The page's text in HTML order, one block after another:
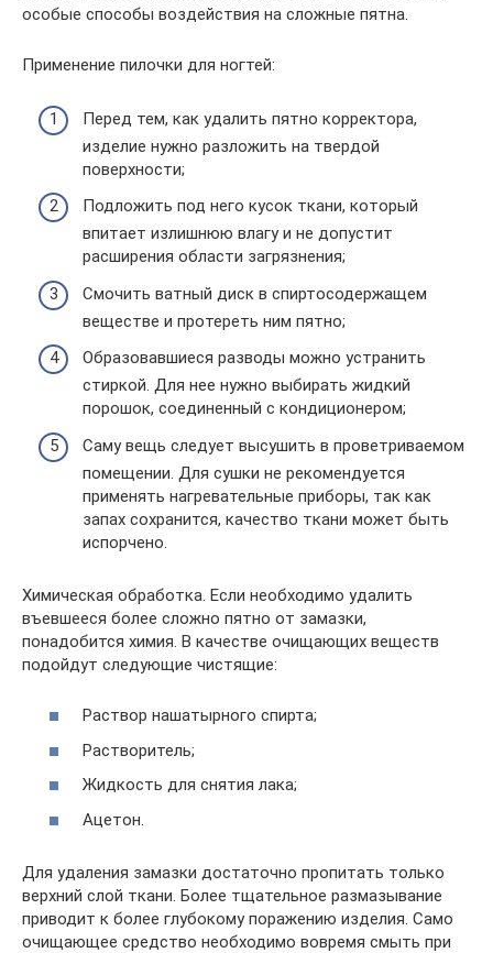
особые способы воздействия на сложные пятна.
Применение пилочки для ногтей:
Перед тем, как удалить пятно корректора,
изделие нужно разложить на твердой
поверхности;
Подложить под него кусок ткани, который
впитает излишнюю влагу и не допустит
расширения области загрязнения;
Смочить ватный диск в спиртосодержащем
веществе и протереть ним пятно;
Образовавшиеся разводы можно устранить
стиркой. Для нее нужно выбирать жидкий
порошок, соединенный с кондиционером;
Саму вещь следует высушить в проветриваемом
помещении. Для сушки не рекомендуется
применять нагревательные приборы, так как
запах сохранится, качество ткани может быть
испорчено.
Химическая обработка. Если необходимо удалить
въевшееся более сложно пятно от замазки,
понадобится химия. В качестве очищающих веществ
подойдут следующие чистящие:
Раствор нашатырного спирта;
Растворитель;
Жидкость для снятия лака;
Ацетон.
Для удаления замазки достаточно пропитать только
верхний слой ткани. Более тщательное размазывание
приводит к более глубокому поражению изделия. Само
очищающее средство необходимо вовремя смыть при